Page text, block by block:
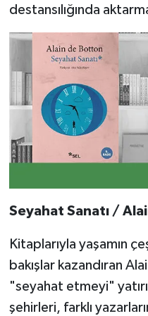
destansılığında
Seyahat Sanatı /
Kitaplarıyla yaşamın
bakışlar kazandıran
"seyahat etmeyi"
şehirleri, farklı